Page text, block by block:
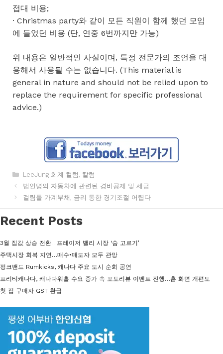
접대 비용;
· Christmas party와 같이 모든 직원이 함께 했던 모임
에 들었던 비용 (단, 연중 6번까지만 가능)
위 내용은 일반적인 사실이며, 특정 전문가의 조언을 대
용해서 사용될 수는 없습니다. (This material is
general in nature and should not be relied upon to
replace the requirement for specific professional
advice.)
카
테
고
리
LeeJung 회계 컬럼
칼럼
법인명의 자동차에 관련된 경비공제 및 세금
걸림돌 가계부채, 금리 통한 경기조절 어렵다
Recent Posts
3월 집값 상승 전환…프레이저 밸리 시장 ‘숨 고르기’
주택시장 회복 지연…매수•매도자 모두 관망
펑크밴드 Rumkicks, 캐나다 주요 도시 순회 공연
프리티캐나다, 캐나다워홀 수요 증가 속 포토리뷰 이벤트 진행…홈 화면 개편도
첫 집 구매자 GST 환급